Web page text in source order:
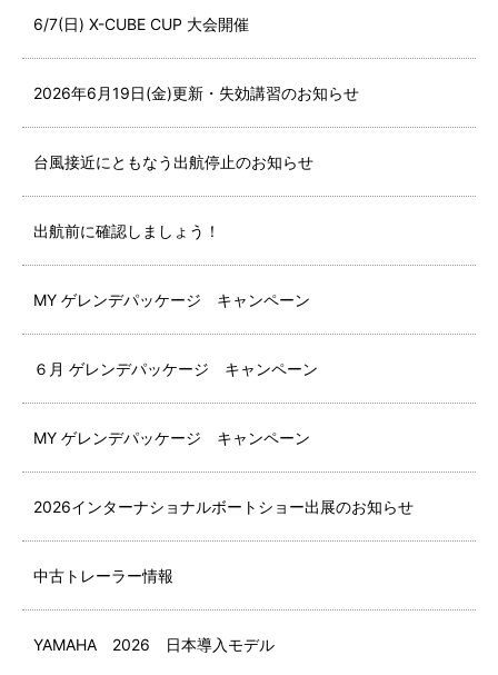
6/7(日) X-CUBE CUP 大会開催
2026年6月19日(金)更新・失効講習のお知らせ
台風接近にともなう出航停止のお知らせ
出航前に確認しましょう！
MY ゲレンデパッケージ キャンペーン
６月 ゲレンデパッケージ キャンペーン
MY ゲレンデパッケージ キャンペーン
2026インターナショナルボートショー出展のお知らせ
中古トレーラー情報
YAMAHA 2026 日本導入モデル